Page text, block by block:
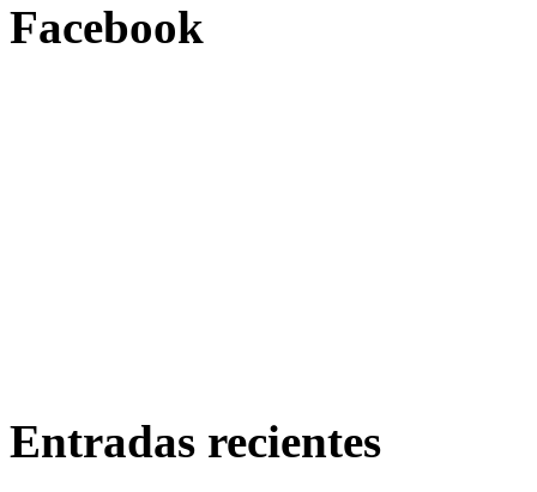
Facebook
Entradas recientes